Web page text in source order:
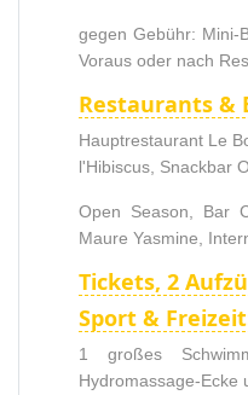
gegen Gebühr: Mini-
Voraus oder nach
Restaurants &
Hauptrestaurant Le
l'Hibiscus, Snackbar
Open Season, Bar
Maure Yasmine,
Tickets, 2
Sport &
1 großes
Hydromassage-Ecke